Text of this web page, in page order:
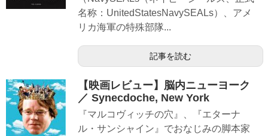
名称：UnitedStatesNavySEALs）、アメ
リカ海軍の特殊部隊...
記事を読む
【映画レビュー】脳内ニューヨーク
／ Synecdoche, New York
『マルコヴィッチの穴』、『エターナ
ル・サンシャイン』でおなじみの脚本家